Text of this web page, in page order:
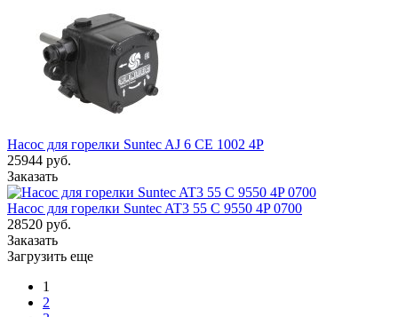
Насос для горелки Suntec AJ 6 CE 1002 4P
25944 руб.
Заказать
Насос для горелки Suntec AT3 55 C 9550 4P 0700
28520 руб.
Заказать
Загрузить еще
1
2